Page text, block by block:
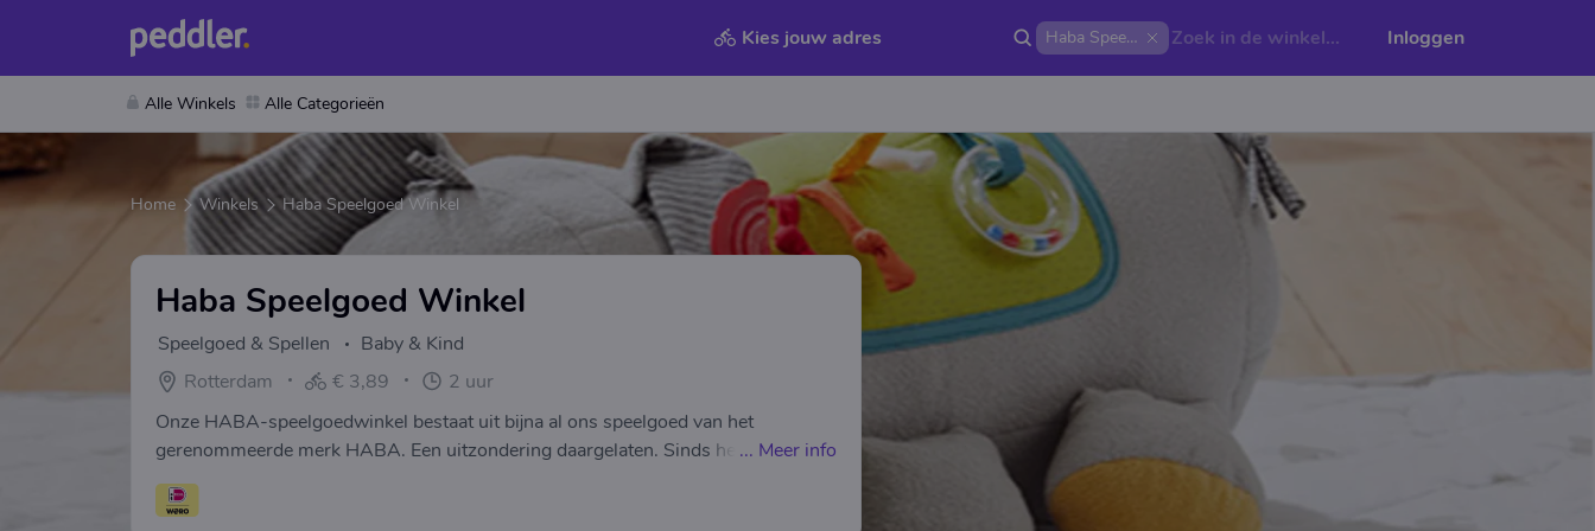
Kies jouw adres Haba Speelgoed Winkel Inloggen
Alle Winkels Alle Categorieën
Home Winkels Haba Speelgoed Winkel
Haba Speelgoed Winkel
Speelgoed & Spellen
Baby & Kind
Rotterdam
€ 3,89
2 uur
Onze HABA-speelgoedwinkel bestaat uit bijna al ons speelgoed van het
gerenommeerde merk HABA. Een uitzondering daargelaten. Sinds het begin van
onze winkel in Rotterdam, zijn wij specialist in het aanbieden van het duurzame
speelgoed van het Duitse merk HABA voor iedere leeftijdsfase: van pasgeboren
... Meer info